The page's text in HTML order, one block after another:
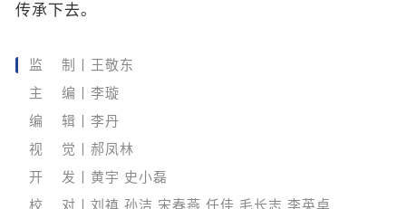
传承下去。
监 制丨王敬东
主 编丨李璇
编 辑丨李丹
视 觉丨郝凤林
开 发丨黄宇 史小磊
校 对丨刘禛 孙洁 宋春燕 任佳 毛长志 李英卓